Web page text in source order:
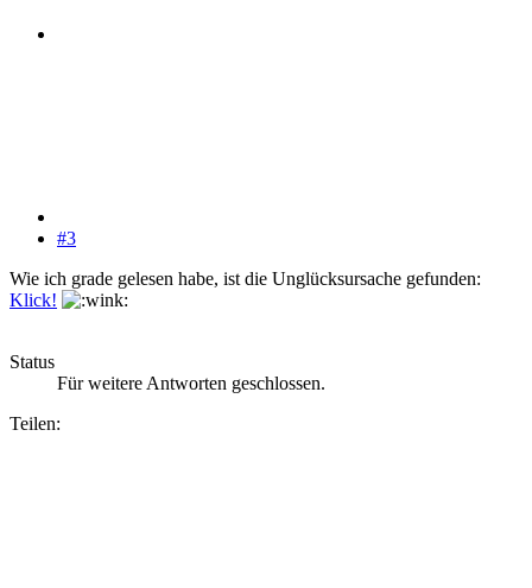
#3
Wie ich grade gelesen habe, ist die Unglücksursache gefunden:
Klick!
Status
Für weitere Antworten geschlossen.
Teilen: